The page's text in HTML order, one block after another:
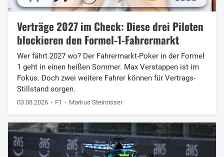
Verträge 2027 im Check: Diese drei Piloten
blockieren den Formel-1-Fahrermarkt
Wer fährt 2027 wo? Der Fahrermarkt-Poker in der Formel
1 geht in einen heißen Sommer. Max Verstappen ist im
Fokus. Doch zwei weitere Fahrer können für Vertrags-
Stillstand sorgen.
03.08.2026 F1 Markus Steinrisser